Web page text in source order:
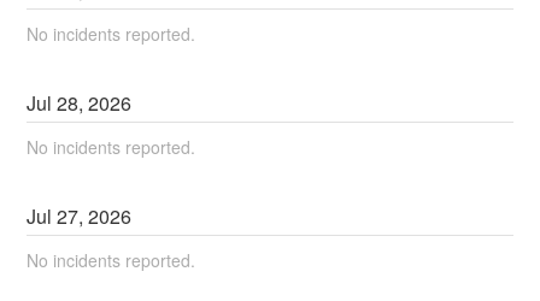
No incidents reported.
Jul28,2026
No incidents reported.
Jul27,2026
No incidents reported.